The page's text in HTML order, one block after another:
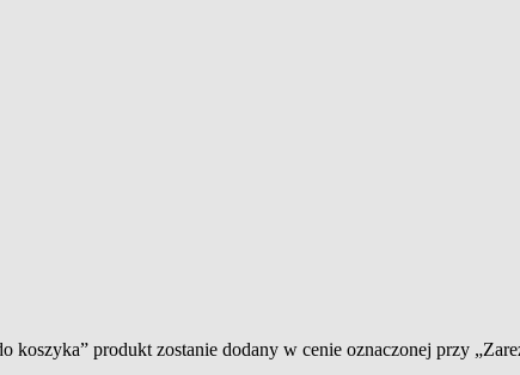
koszyka” produkt zostanie dodany w cenie oznaczonej przy